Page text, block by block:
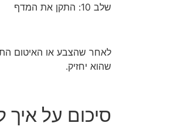
שלב 10: התקן את המדף
לאחר שהצבע או האיטום
שהוא יחזיק.
סיכום על